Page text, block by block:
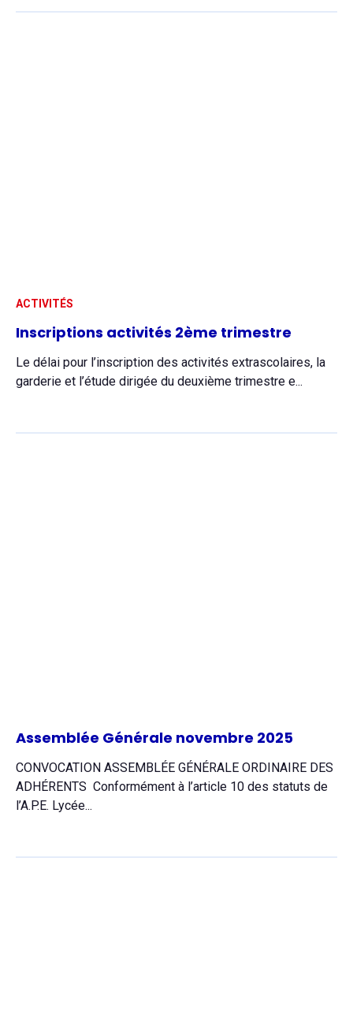
ACTIVITÉS
Inscriptions activités 2ème trimestre
Le délai pour l’inscription des activités extrascolaires, la
garderie et l’étude dirigée du deuxième trimestre e...
Assemblée Générale novembre 2025
CONVOCATION ASSEMBLÉE GÉNÉRALE ORDINAIRE DES
ADHÉRENTS Conformément à l’article 10 des statuts de
l’A.P.E. Lycée...